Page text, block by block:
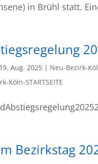
in Brühl statt.
19. Aug. 2025 | Neu-Bezirk-
Köln-STARTSEITE
Bezirkstag